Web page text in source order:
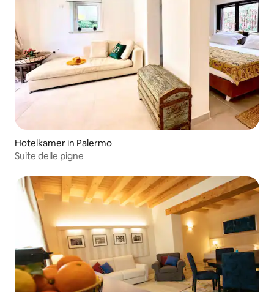
Hotelkamer in Palermo
Suite delle pigne